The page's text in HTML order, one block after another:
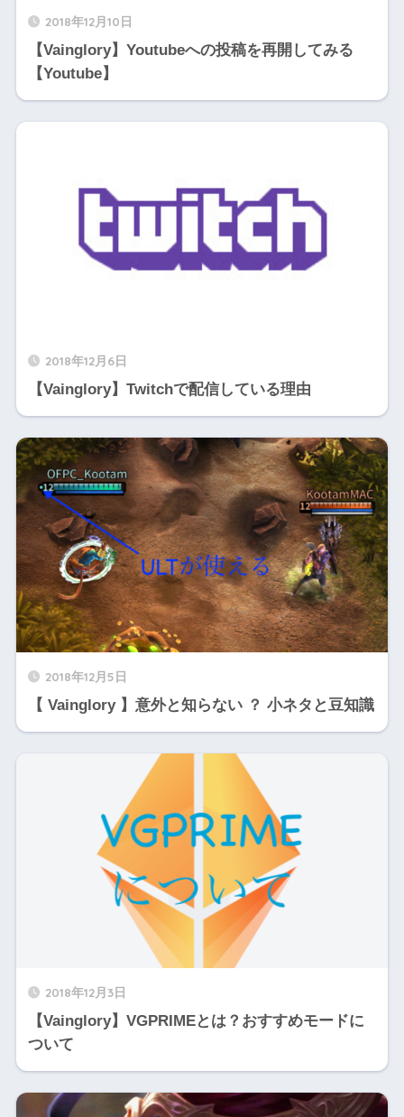
2018年12月10日
【Vainglory】Youtubeへの投稿を再開してみる
【Youtube】
2018年12月6日
【Vainglory】Twitchで配信している理由
2018年12月5日
【 Vainglory 】意外と知らない ？ 小ネタと豆知識
2018年12月3日
【Vainglory】VGPRIMEとは？おすすめモードに
ついて